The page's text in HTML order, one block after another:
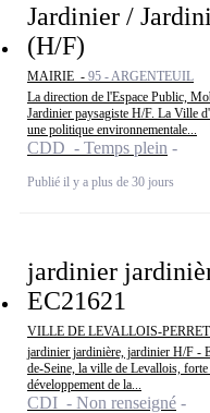
Jardinier /
(H/F)
MAIRIE - 95 - ARGENTEUIL
La direction de l'Espace Public,
Jardinier paysagiste H/F. La Ville
une politique environnementale...
CDD - Temps plein
Publié il y a plus de 30 jours
jardinier
EC21621
VILLE DE LEVALLOIS-
jardinier jardinière, jardinier H/F -
de-Seine, la ville de Levallois,
développement de la...
CDI - Non renseigné